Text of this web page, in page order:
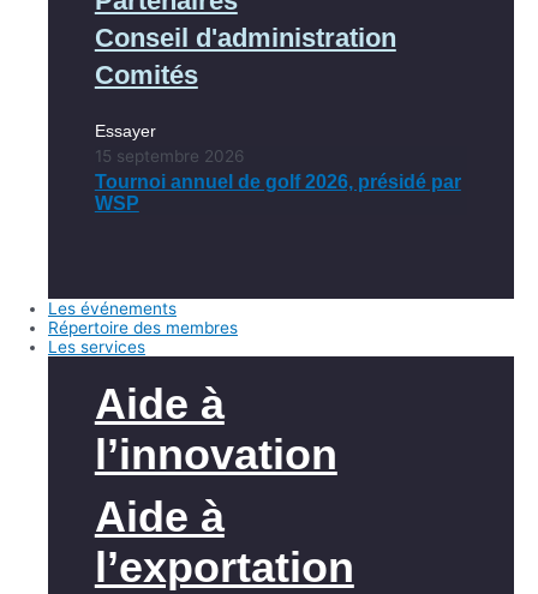
Conseil d'administration
Comités
Essayer
15 septembre 2026
Tournoi annuel de golf 2026, présidé par
WSP
Les événements
Répertoire des membres
Les services
Aide à
l’innovation
Aide à
l’exportation